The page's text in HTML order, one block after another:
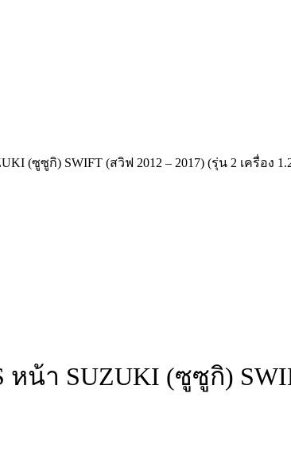
(ซูซูกิ) SWIFT (สวิฟ 2012 – 2017) (รุ่น 2 เครื่อง
หน้า SUZUKI (ซูซูกิ)